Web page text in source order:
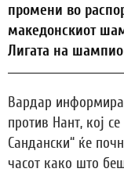
промени во
македонскиот
Лигата на
Вардар
против Нант, кој
Сандански“ ќе
часот како што